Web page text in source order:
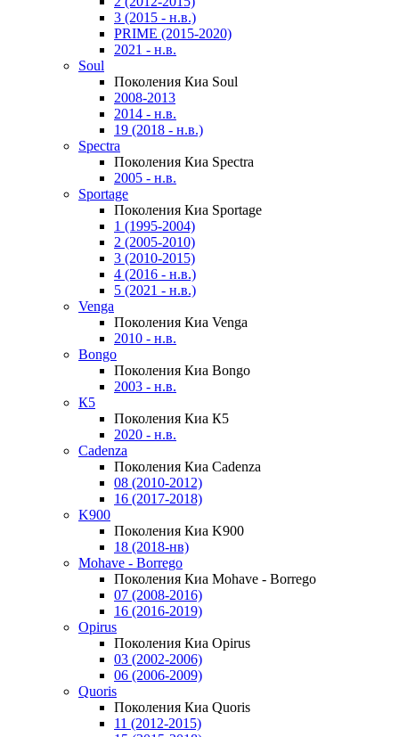
3 (2015 - н.в.)
PRIME (2015-2020)
2021 - н.в.
Soul
Поколения Киа Soul
2008-2013
2014 - н.в.
19 (2018 - н.в.)
Spectra
Поколения Киа Spectra
2005 - н.в.
Sportage
Поколения Киа Sportage
1 (1995-2004)
2 (2005-2010)
3 (2010-2015)
4 (2016 - н.в.)
5 (2021 - н.в.)
Venga
Поколения Киа Venga
2010 - н.в.
Bongo
Поколения Киа Bongo
2003 - н.в.
К5
Поколения Киа К5
2020 - н.в.
Cadenza
Поколения Киа Cadenza
08 (2010-2012)
16 (2017-2018)
K900
Поколения Киа K900
18 (2018-нв)
Mohave - Borrego
Поколения Киа Mohave - Borrego
07 (2008-2016)
16 (2016-2019)
Opirus
Поколения Киа Opirus
03 (2002-2006)
06 (2006-2009)
Quoris
Поколения Киа Quoris
11 (2012-2015)